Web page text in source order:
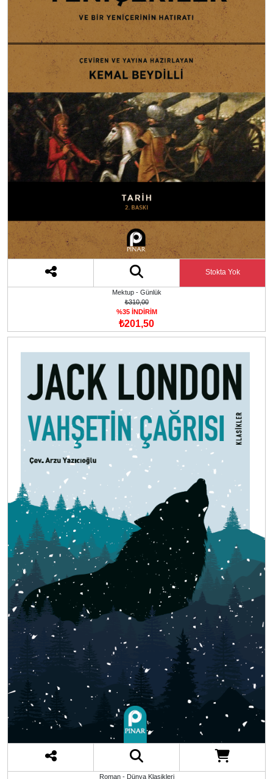
Stokta Yok
Mektup - Günlük
₺310,00
%35 İNDİRİM
₺201,50
Roman - Dünya Klasikleri